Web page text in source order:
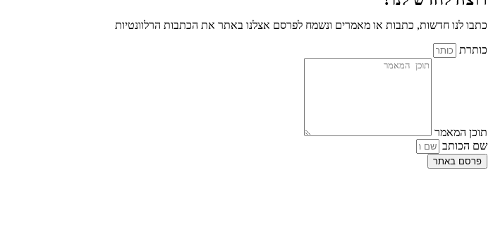
כתבו לנו חדשות, כתבות או מאמרים ונשמח לפרסם אצלנו באתר את הכתבות הרלוונטיות
כותרת
תוכן המאמר
שם הכותב
פרסם באתר